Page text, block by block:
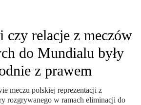
czy relacje z meczów
do Mundialu były
z prawem
meczu polskiej reprezentacji z
rozgrywanego w ramach eliminacji do